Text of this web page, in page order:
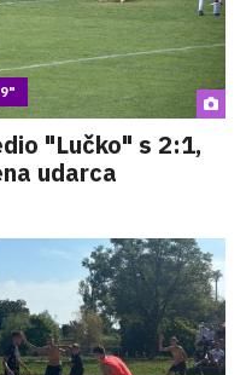
"Lučko" s 2:1,
udarca